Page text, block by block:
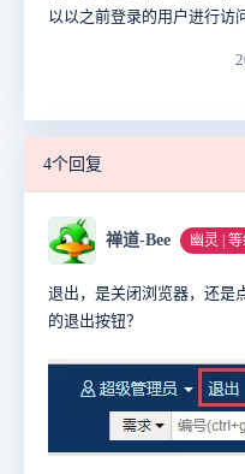
以以之前登录的用户进行访
4个回复
禅道-Bee 幽灵 |
退出，是关闭浏览器，还是
的退出按钮？